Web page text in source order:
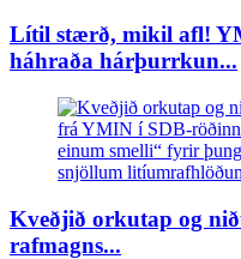
Lítil stærð, mikil afl!
háhraða hárþurrkun...
Kveðjið orkutap og
rafmagns...